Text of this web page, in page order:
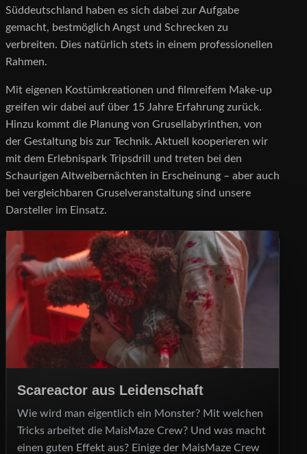
Süddeutschland haben es sich dabei zur Aufgabe
gemacht, bestmöglich Angst und Schrecken zu
verbreiten. Dies natürlich stets in einem professionellen
Rahmen.
Mit eigenen Kostümkreationen und filmreifem Make-up
greifen wir dabei auf über 15 Jahre Erfahrung zurück.
Hinzu kommt die Planung von Grusellabyrinthen, von
der Gestaltung bis zur Technik. Aktuell kooperieren wir
mit dem Erlebnispark Tripsdrill und treten bei den
Schaurigen Altweibernächten in Erscheinung – aber auch
bei vergleichbaren Gruselveranstaltung sind unsere
Darsteller im Einsatz.
Scareactor aus Leidenschaft
Wie wird man eigentlich ein Monster? Mit welchen
Tricks arbeitet die MaisMaze Crew? Und was macht
einen guten Effekt aus? Einige der MaisMaze Crew